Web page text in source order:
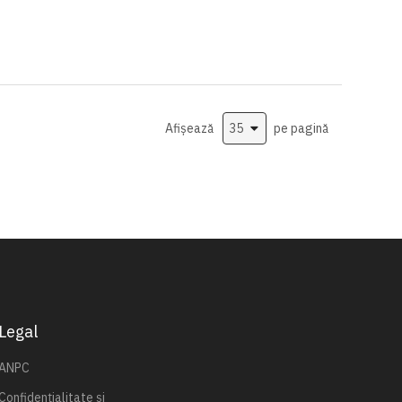
Afișează
pe pagină
Legal
Confidențialitate și